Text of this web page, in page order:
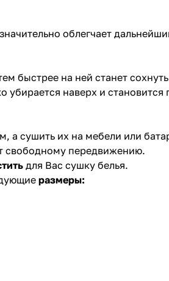
облегчает
быстрее на ней станет
убирается наверх и становится
а сушить их на мебели или
свободному передвижению.
для Вас сушку белья.
размеры: